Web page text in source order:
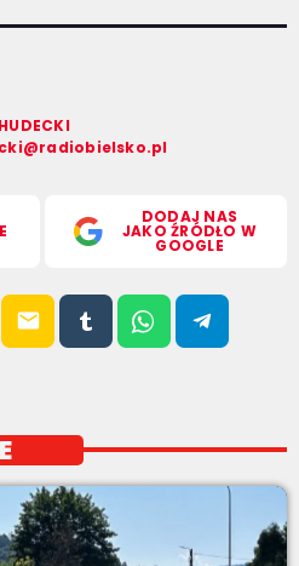
DODAJ NAS
JAKO ŹRÓDŁO W
GOOGLE
email